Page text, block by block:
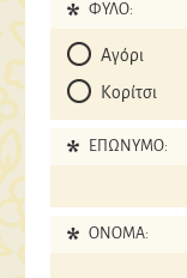
ΦΥΛΟ:
Αγόρι
Κορίτσι
ΕΠΩΝΥΜΟ:
ΟΝΟΜΑ: